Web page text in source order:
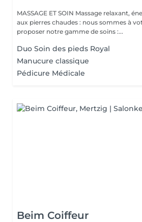
MASSAGE ET SOIN Massage relaxant, énergisant, destress et
aux pierres chaudes : nous sommes à
proposer notre gamme de soins :...
Duo Soin des pieds Royal
Manucure classique
Pédicure Médicale
Beim Coiffeur